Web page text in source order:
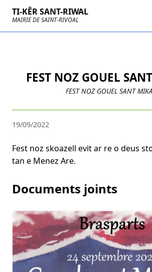
TI-KÊR SANT-RIWAL
MAIRIE DE SAINT-RIVOAL
FEST NOZ GOUEL
FEST NOZ GOUEL SANT
19/09/2022
Fest noz skoazell evit ar re o deus
tan e Menez Are.
Documents joints